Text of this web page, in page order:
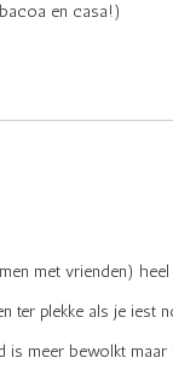
en casa!)
met vrienden) heel
ter plekke als je
meer bewolkt